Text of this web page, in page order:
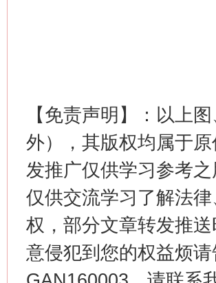
【免责声明】：以上
外），其版权均属于
发推广仅供学习参考
仅供交流学习了解法
权，部分文章转发推
意侵犯到您的权益烦